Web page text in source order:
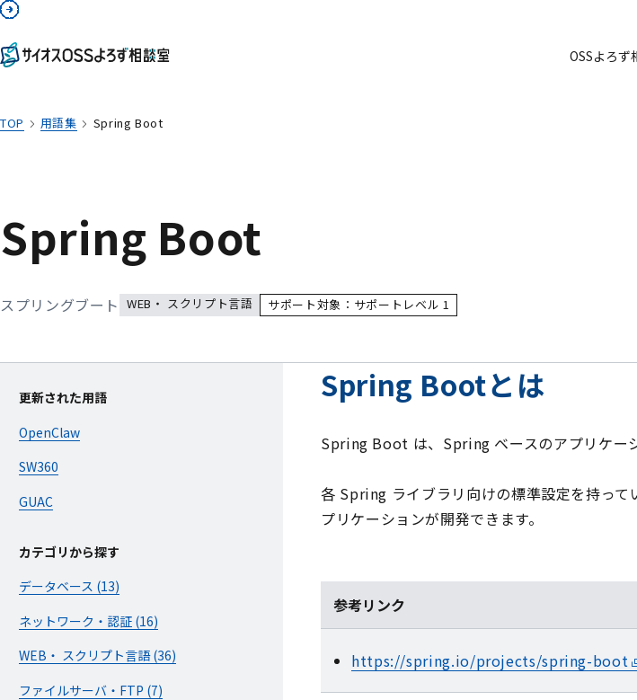
OSSよろず
TOP 用語集 Spring Boot
Spring Boot
スプリングブート WEB・ スクリプト言語 サポート対象：サポートレベル 1
更新された用語
OpenClaw
SW360
GUAC
カテゴリから探す
データベース (13)
ネットワーク・認証 (16)
WEB・ スクリプト言語 (36)
ファイルサーバ・FTP (7)
Spring Bootとは
Spring Boot は、Spring ベースのアプリケー
各 Spring ライブラリ向けの標準設定を持っ
プリケーションが開発できます。
参考リンク
https://spring.io/projects/spring-boot